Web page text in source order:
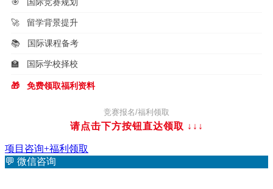
🚀 留学背景提升
📚 国际课程备考
🏫 国际学校择校
🎁 免费领取福利资料
竞赛报名/福利领取
请点击下方按钮直达领取 ↓↓↓
项目咨询+福利领取
💬 微信咨询